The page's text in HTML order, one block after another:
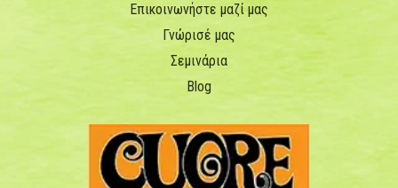
Επικοινωνήστε μαζί μας
Γνώρισέ μας
Σεμινάρια
Blog